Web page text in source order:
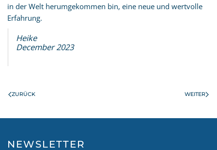
in der Welt herumgekommen bin, eine neue und wertvolle
Erfahrung.
Heike
December 2023
ZURÜCK WEITER
NEWSLETTER